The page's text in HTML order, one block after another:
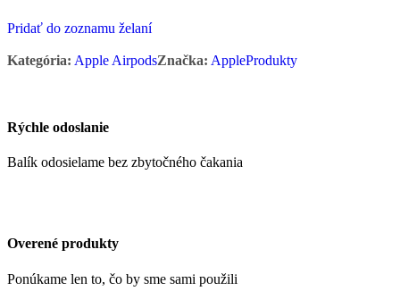
Pridať do zoznamu želaní
Kategória: Apple AirpodsZnačka: AppleProdukty
Rýchle odoslanie
Balík odosielame bez zbytočného čakania
Overené produkty
Ponúkame len to, čo by sme sami použili